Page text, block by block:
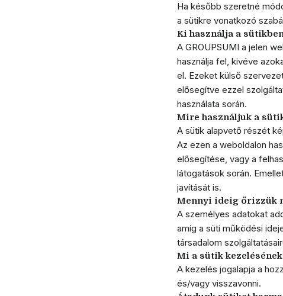
Ha később szeretné
a sütikre vonatkozó
Ki használja a
A GROUPSUMI a jelen
használja fel, kivéve
el. Ezeket külső
elősegítve ezzel
használata során.
Mire használjuk a
A sütik alapvető részét
Az ezen a weboldalon
elősegítése, vagy a
látogatások során.
javítását is.
Mennyi ideig őrizzük
A személyes adatokat
amíg a süti működési
társadalom
Mi a sütik
A kezelés jogalapja a
és/vagy visszavonni.